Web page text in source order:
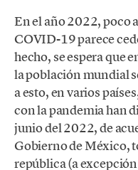
En el año 2022, poco
COVID-19 parece
hecho, se espera que
la población mundial
a esto, en varios
con la pandemia han
junio del 2022, de
Gobierno de México,
república (a